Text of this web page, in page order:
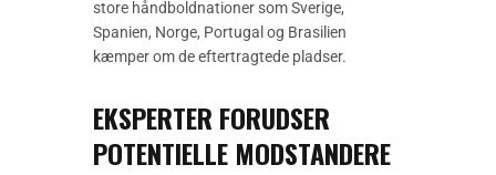
store håndboldnationer som Sverige,
Spanien, Norge, Portugal og Brasilien
kæmper om de eftertragtede pladser.
EKSPERTER FORUDSER
POTENTIELLE MODSTANDERE